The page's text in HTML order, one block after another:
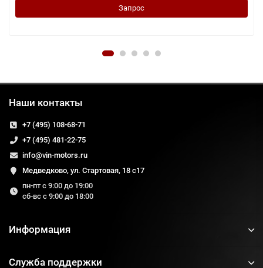
Запрос
Наши контакты
+7 (495) 108-68-71
+7 (495) 481-22-75
info@vin-motors.ru
Медведково, ул. Стартовая, 18 с17
пн-пт с 9:00 до 19:00
сб-вс с 9:00 до 18:00
Информация
Служба поддержки